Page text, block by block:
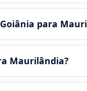
para
Maurilândia?